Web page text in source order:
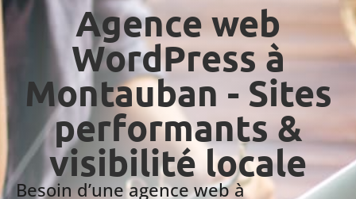
Agence web
WordPress à
Montauban - Sites
performants &
visibilité locale
Besoin d’une agence web à